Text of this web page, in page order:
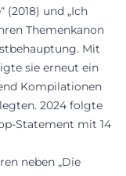
(2018) und „Ich
Themenkanon
Mit
sie erneut ein
Kompilationen
2024 folgte
Statement mit 14
neben „Die